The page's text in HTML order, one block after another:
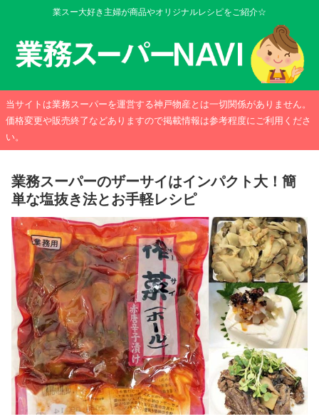
業スー大好き主婦が商品やオリジナルレシピをご紹介☆
当サイトは業務スーパーを運営する神戸物産とは一切関係がありません。
価格変更や販売終了などありますので掲載情報は参考程度にご利用くださ
い。
業務スーパーのザーサイはインパクト大！簡
単な塩抜き法とお手軽レシピ